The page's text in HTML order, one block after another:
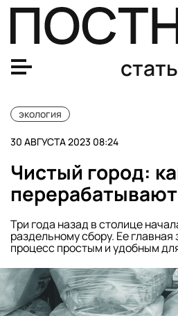
экология
30 АВГУСТА 2023 08:24
Чистый город:
Три года назад в столице
раздельному сбору. Ее
процесс простым и удобным
Япония сбрасывает воду с АЭС